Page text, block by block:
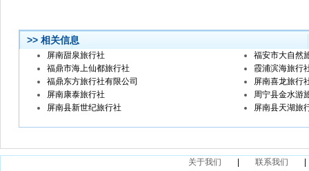
>> 相关信息
屏南甜泉旅行社
福安市大自然
福鼎市海上仙都旅行社
霞浦滨海旅行
福鼎东方旅行社有限公司
屏南喜龙旅行
屏南康泰旅行社
周宁县金水游
屏南县新世纪旅行社
屏南县天湖旅
关于我们 联系我们